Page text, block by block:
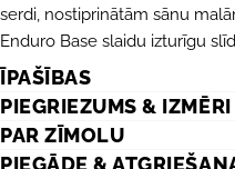
serdi, nostiprinātām sānu
Enduro Base slaidu izturīgu
ĪPAŠĪBAS
PIEGRIEZUMS & IZMĒRI
PAR ZĪMOLU
PIEGĀDE &
DALĪTIES AR ŠO
Dalīties
vārds
Jūsu
e-
Jūsu
telefons